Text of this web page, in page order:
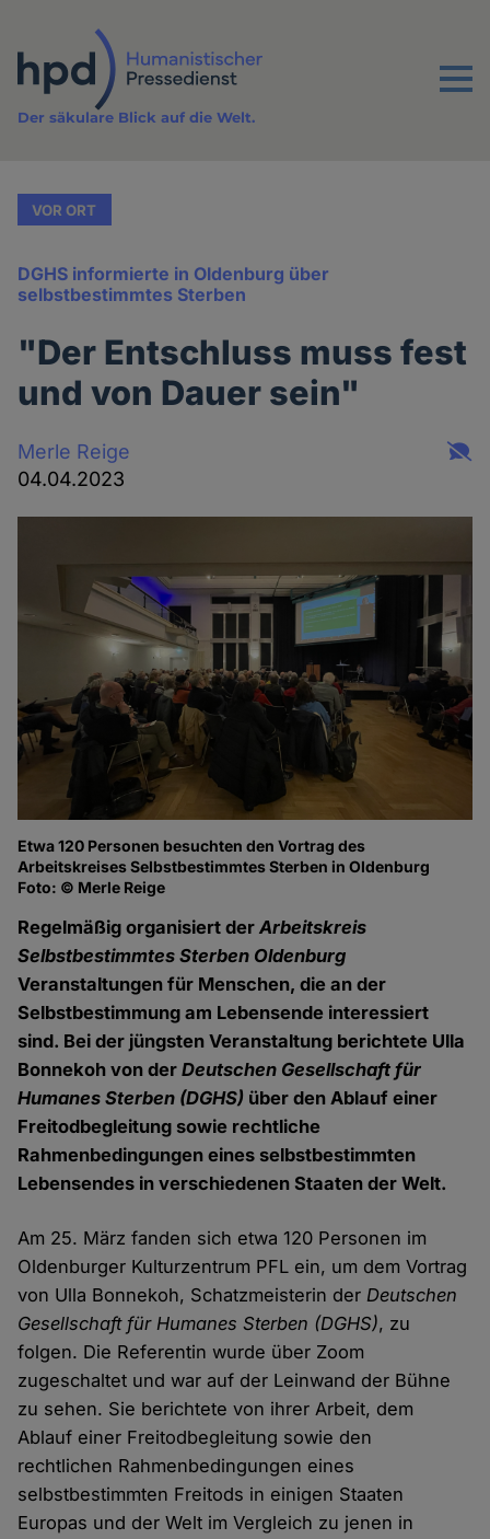
Inhalt
Menu
Der säkulare Blick auf die Welt.
VOR ORT
DGHS informierte in Oldenburg über
selbstbestimmtes Sterben
"Der Entschluss muss fest
und von Dauer sein"
Merle Reige
04.04.2023
Etwa 120 Personen besuchten den Vortrag des
Arbeitskreises Selbstbestimmtes Sterben in Oldenburg
Foto: © Merle Reige
Regelmäßig organisiert derArbeitskreis
Selbstbestimmtes Sterben Oldenburg
Veranstaltungen für Menschen, die an der
Selbstbestimmung am Lebensende interessiert
sind. Bei der jüngsten Veranstaltung berichtete Ulla
Bonnekoh von derDeutschen Gesellschaft für
Humanes Sterben (DGHS) über den Ablauf einer
Freitodbegleitung sowie rechtliche
Rahmenbedingungen eines selbstbestimmten
Lebensendes in verschiedenen Staaten der Welt.
Am 25. März fanden sich etwa 120 Personen im
Oldenburger Kulturzentrum PFL ein, um dem Vortrag
von Ulla Bonnekoh, Schatzmeisterin derDeutschen
Gesellschaft für Humanes Sterben (DGHS), zu
folgen. Die Referentin wurde über Zoom
zugeschaltet und war auf der Leinwand der Bühne
zu sehen. Sie berichtete von ihrer Arbeit, dem
Ablauf einer Freitodbegleitung sowie den
rechtlichen Rahmenbedingungen eines
selbstbestimmten Freitods in einigen Staaten
Europas und der Welt im Vergleich zu jenen in